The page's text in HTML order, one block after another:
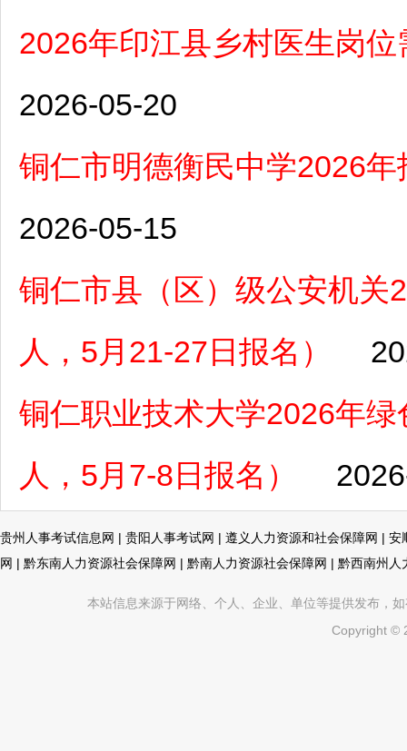
2026年印江县乡村医生岗
2026-05-20
铜仁市明德衡民中学2026
2026-05-15
铜仁市县（区）级公安机关
人，5月21-27日报名）
铜仁职业技术大学2026年
人，5月7-8日报名）
贵州人事考试信息网 | 贵阳人事考试网 | 遵义人力资源和社会保障网 | 安
网 | 黔东南人力资源社会保障网 | 黔南人力资源社会保障网 | 黔西南州人
本站信息来源于网络、个人、企业、单位等提供发布，
Copyright ©